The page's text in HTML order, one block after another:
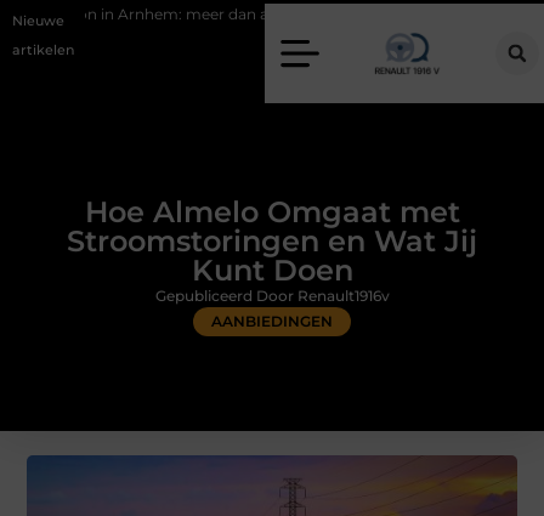
Nieuwe
artikelen
meer dan alleen een knipbeurt
Hoe Almelo Omgaat met
Stroomstoringen en Wat Jij
Kunt Doen
AANBIEDINGEN
Gepubliceerd Door Renault1916v